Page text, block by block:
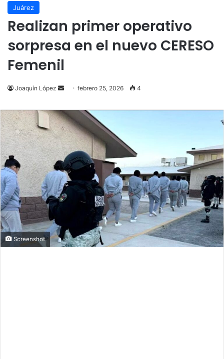
Juárez
Realizan primer operativo
sorpresa en el nuevo CERESO
Femenil
Joaquín López
Send
email
febrero 25, 2026 4
Screenshot